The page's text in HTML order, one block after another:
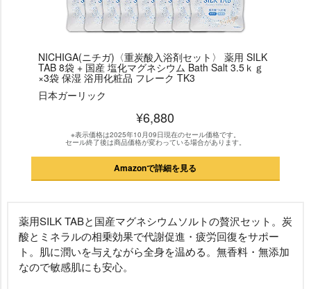
NICHIGA(ニチガ)〈重炭酸入浴剤セット〉 薬用 SILK
TAB 8袋 + 国産 塩化マグネシウム Bath Salt 3.5ｋｇ
×3袋 保湿 浴用化粧品 フレーク TK3
日本ガーリック
¥6,880
※表示価格は2025年10月09日現在のセール価格です。
セール終了後は商品価格が変わっている場合があります。
Amazonで詳細を見る
薬用SILK TABと国産マグネシウムソルトの贅沢セット。炭
酸とミネラルの相乗効果で代謝促進・疲労回復をサポー
ト。肌に潤いを与えながら全身を温める。無香料・無添加
なので敏感肌にも安心。